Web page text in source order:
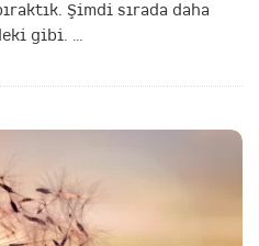
Şimdi sırada daha
gibi.